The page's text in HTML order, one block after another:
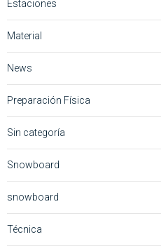
Estaciones
Material
News
Preparación Física
Sin categoría
Snowboard
snowboard
Técnica